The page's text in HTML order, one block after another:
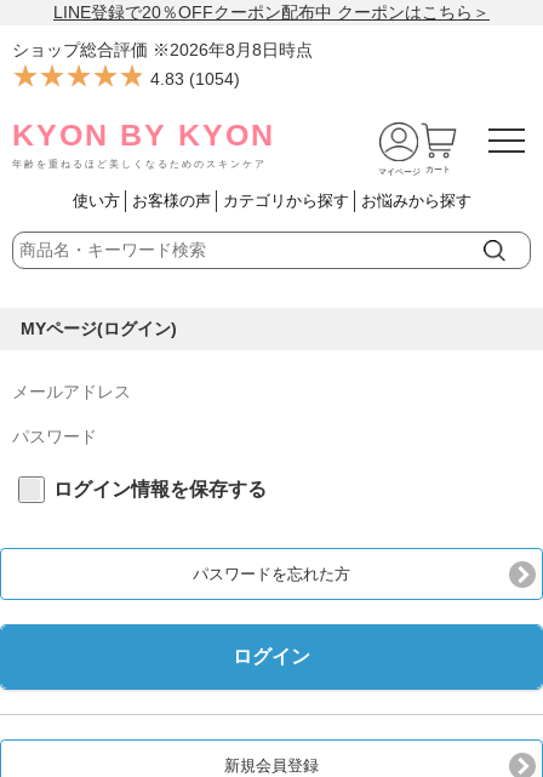
LINE登録で20％OFFクーポン配布中 クーポンはこちら＞
ショップ総合評価 ※2026年8月8日時点
★★★★★
★★★★★ 4.83 (1054)
KYON BY KYON
年齢を重ねるほど美しくなるためのスキンケア
マイページ カート
使い方 お客様の声 カテゴリから探す お悩みから探す
MYページ(ログイン)
ログイン情報を保存する
パスワードを忘れた方
ログイン
新規会員登録